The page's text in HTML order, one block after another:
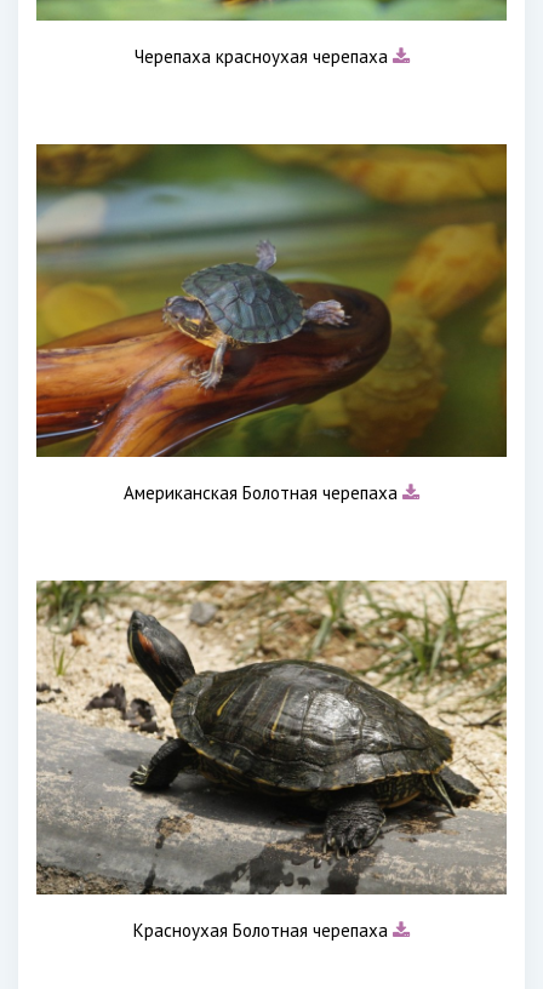
Черепаха красноухая черепаха
Американская Болотная черепаха
Красноухая Болотная черепаха